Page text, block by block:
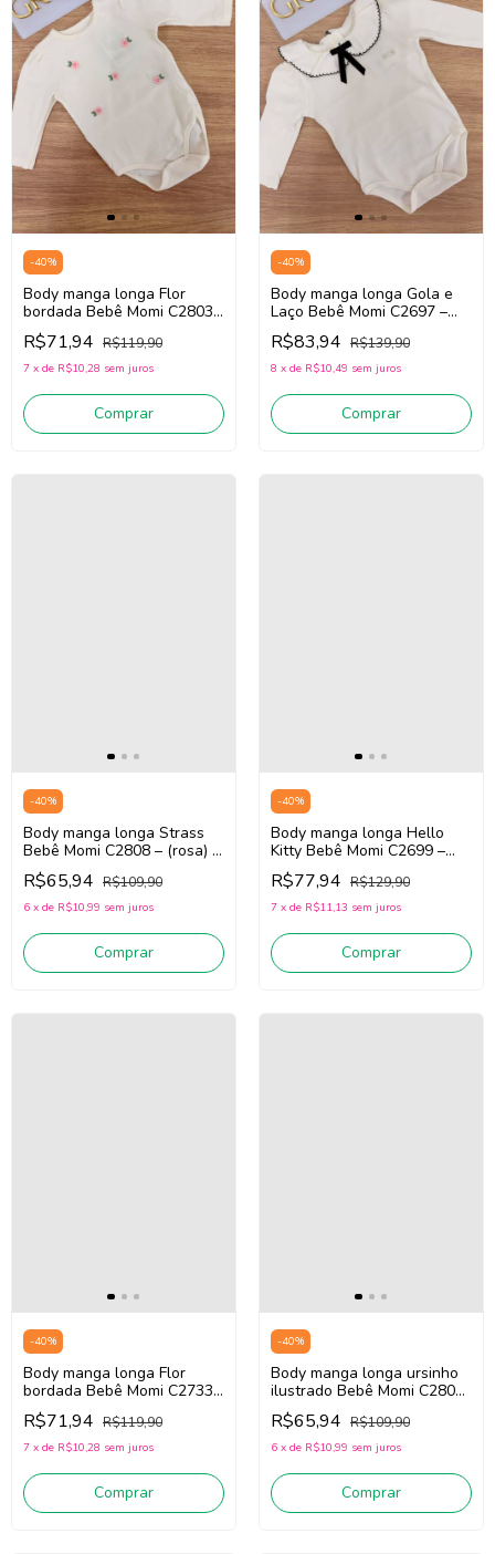
-40%
Body manga longa Flor
bordada Bebê Momi C2803
– (off white) | Lançamento
Inverno 2026
R$71,94 R$119,90
7 x de R$10,28 sem juros
Comprar
-40%
Body manga longa Gola e
Laço Bebê Momi C2697 –
(Off White) | Lançamento
Inverno 2026
R$83,94 R$139,90
8 x de R$10,49 sem juros
Comprar
-40%
Body manga longa Strass
Bebê Momi C2808 – (rosa) |
Lançamento Inverno 2026
R$65,94 R$109,90
6 x de R$10,99 sem juros
Comprar
-40%
Body manga longa Hello
Kitty Bebê Momi C2699 –
(off white) | Lançamento
Inverno 2026
R$77,94 R$129,90
7 x de R$11,13 sem juros
Comprar
-40%
Body manga longa Flor
bordada Bebê Momi C2733
– (off white) | Lançamento
Inverno 2026
R$71,94 R$119,90
7 x de R$10,28 sem juros
Comprar
-40%
Body manga longa ursinho
ilustrado Bebê Momi C2805
– (off white) | Lançamento
Inverno 2026
R$65,94 R$109,90
6 x de R$10,99 sem juros
Comprar